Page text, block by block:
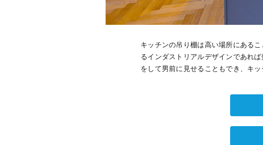
キッチンの吊り棚は高い場所にある
るインダストリアルデザインであれ
をして男前に見せることもでき、キ